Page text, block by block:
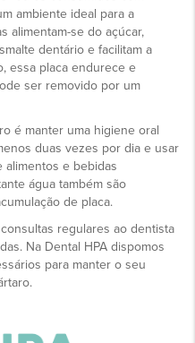
ambiente ideal para a
alimentam-se do açúcar,
dentário e facilitam a
essa placa endurece e
ser removido por um
é manter uma higiene oral
duas vezes por dia e usar
alimentos e bebidas
água também são
de placa.
regulares ao dentista
Na Dental HPA dispomos
para manter o seu